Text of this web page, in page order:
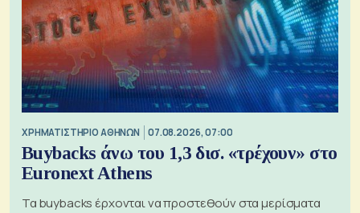
XΡΗΜΑΤΙΣΤΗΡΙΟ ΑΘΗΝΩΝ 07.08.2026, 07:00
Buybacks άνω του 1,3 δισ. «τρέχουν» στο
Euronext Athens
Τα buybacks έρχονται να προστεθούν στα μερίσματα